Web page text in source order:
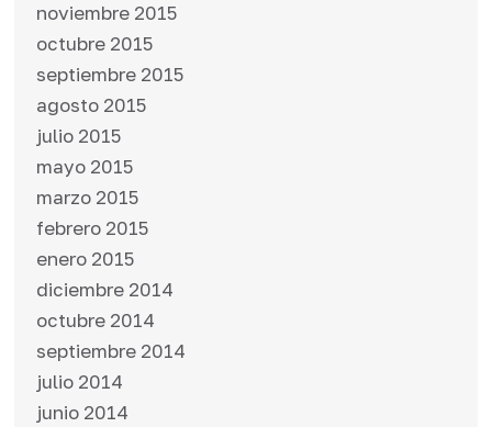
noviembre 2015
octubre 2015
septiembre 2015
agosto 2015
julio 2015
mayo 2015
marzo 2015
febrero 2015
enero 2015
diciembre 2014
octubre 2014
septiembre 2014
julio 2014
junio 2014